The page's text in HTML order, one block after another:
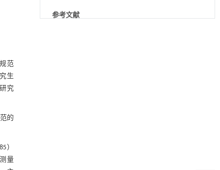
范
生
究
的
）
量
成
参考文献